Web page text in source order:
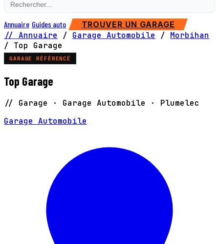
Annuaire Guides auto TROUVER UN GARAGE
// Annuaire / Garage Automobile / Morbihan
/ Top Garage
GARAGE RÉFÉRENCÉ
Top Garage
// Garage · Garage Automobile · Plumelec
Garage Automobile